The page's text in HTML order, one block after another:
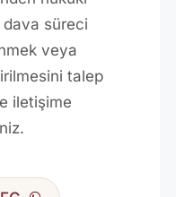
dava süreci
veya
talep
iletişime